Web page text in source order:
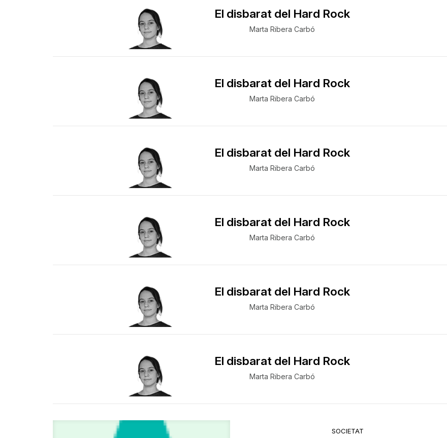
El disbarat del Hard Rock
Marta Ribera Carbó
El disbarat del Hard Rock
Marta Ribera Carbó
El disbarat del Hard Rock
Marta Ribera Carbó
El disbarat del Hard Rock
Marta Ribera Carbó
El disbarat del Hard Rock
Marta Ribera Carbó
El disbarat del Hard Rock
Marta Ribera Carbó
SOCIETAT